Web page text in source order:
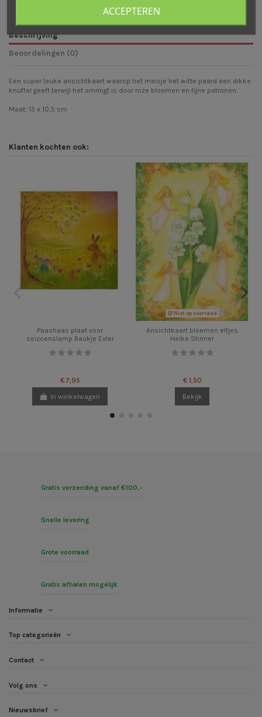
Beschrijving
Beoordelingen (0)
Een super leuke ansichtkaart waarop het meisje het witte paard een dikke
knuffel geeft terwijl het omringt is door roze bloemen en fijne patronen.
Maat: 15 x 10,5 cm
Klanten kochten ook:
Paashaas plaat voor
seizoenslamp Baukje Exler
€ 7,95
In winkelwagen
Niet op voorraad
Ansichtkaart bloemen elfjes
Heike Stinner
€ 1,50
Bekijk
Gratis verzending vanaf €100,-
Snelle levering
Grote voorraad
Gratis afhalen mogelijk
Informatie
Top categorieën
Contact
ACCEPTEREN
Volg ons
Nieuwsbrief